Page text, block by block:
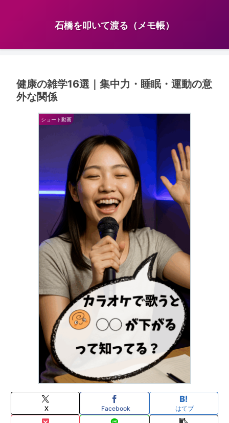
石橋を叩いて渡る（メモ帳）
健康の雑学16選｜集中力・睡眠・運動の意
外な関係
ショート動画
X Facebook はてブ